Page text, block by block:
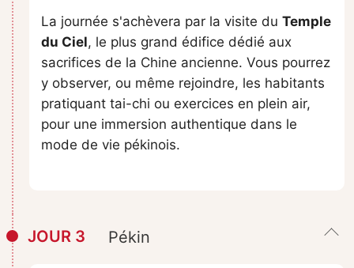
La journée s'achèvera par la visite du Temple
du Ciel, le plus grand édifice dédié aux
sacrifices de la Chine ancienne. Vous pourrez
y observer, ou même rejoindre, les habitants
pratiquant tai-chi ou exercices en plein air,
pour une immersion authentique dans le
mode de vie pékinois.
JOUR 3 Pékin